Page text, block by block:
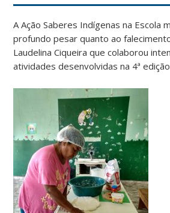
A Ação Saberes Indígenas na Escola
profundo pesar quanto ao
Laudelina Ciqueira que colaborou
atividades desenvolvidas na 4ª